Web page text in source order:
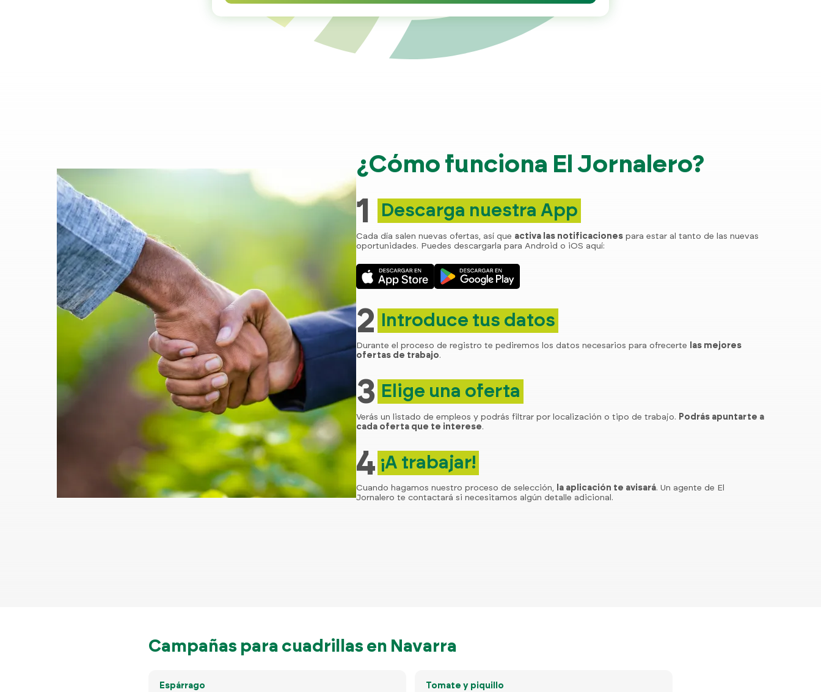
¿Cómo funciona El Jornalero?
1 Descarga nuestra App
Cada día salen nuevas ofertas, así que activa las notificaciones para estar al tanto de las nuevas
oportunidades. Puedes descargarla para Android o iOS aquí:
2 Introduce tus datos
Durante el proceso de registro te pediremos los datos necesarios para ofrecerte
las mejores
ofertas de trabajo.
3 Elige una oferta
Verás un listado de empleos y podrás filtrar por localización o tipo de trabajo. Podrás apuntarte a
cada oferta que te interese.
4 ¡A trabajar!
Cuando hagamos nuestro proceso de selección, la aplicación te avisará. Un agente de El
Jornalero te contactará si necesitamos algún detalle adicional.
Campañas para cuadrillas en Navarra
Espárrago Tomate y piquillo